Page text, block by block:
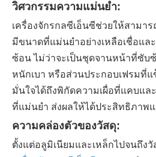
วิศวกรรมความแม่นยำ:
เครื่องจักรกลซีเอ็นซีช่วยให้สามา
มีขนาดที่แม่นยำอย่างเหลือเชื่อแล
ซ้อน ไม่ว่าจะเป็นชุดจานหน้าที่ซับ
หนักเบา หรือส่วนประกอบเฟรมที่แ
มั่นใจได้ถึงพิกัดความเผื่อที่แคบแล
ที่แม่นยำ ส่งผลให้ได้ประสิทธิภาพ
ความคล่องตัวของวัสดุ:
ตั้งแต่อลูมิเนียมและเหล็กไปจนถึง